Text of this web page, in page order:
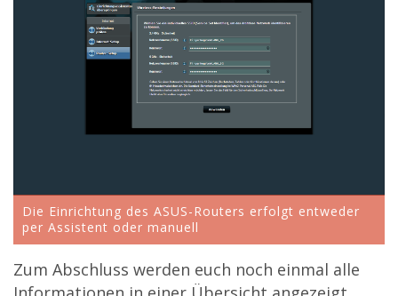
Die Einrichtung des ASUS-Routers erfolgt entweder
per Assistent oder manuell
Zum Abschluss werden euch noch einmal alle